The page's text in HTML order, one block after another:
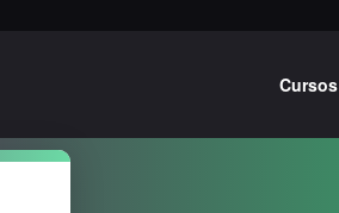
Cursos